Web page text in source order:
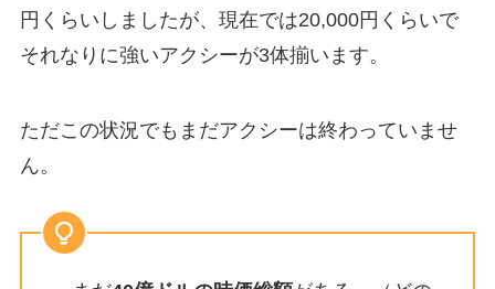
円くらいしましたが、現在では20,000円くらいで
それなりに強いアクシーが3体揃います。
ただこの状況でもまだアクシーは終わっていませ
ん。